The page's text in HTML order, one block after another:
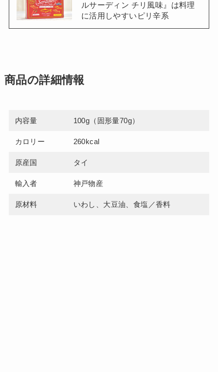
ルサーディン チリ風味』は料理
に活用しやすいピリ辛系
商品の詳細情報
内容量 100g（固形量70g）
カロリー 260kcal
原産国 タイ
輸入者 神戸物産
原材料 いわし、大豆油、食塩／香料